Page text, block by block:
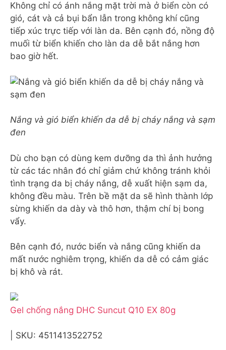
Không chỉ có ánh nắng mặt trời mà ở biển còn có
gió, cát và cả bụi bẩn lẫn trong không khí cũng
tiếp xúc trực tiếp với làn da. Bên cạnh đó, nồng độ
muối từ biển khiến cho làn da dễ bắt nắng hơn
bao giờ hết.
Nắng và gió biển khiến da dễ bị cháy nắng và sạm
đen
Dù cho bạn có dùng kem dưỡng da thì ảnh hưởng
từ các tác nhân đó chỉ giảm chứ không tránh khỏi
tình trạng da bị cháy nắng, dễ xuất hiện sạm da,
không đều màu. Trên bề mặt da sẽ hình thành lớp
sừng khiến da dày và thô hơn, thậm chí bị bong
vẩy.
Bên cạnh đó, nước biển và nắng cũng khiến da
mất nước nghiêm trọng, khiến da dễ có cảm giác
bị khô và rát.
Gel chống nắng DHC Suncut Q10 EX 80g
| SKU: 4511413522752